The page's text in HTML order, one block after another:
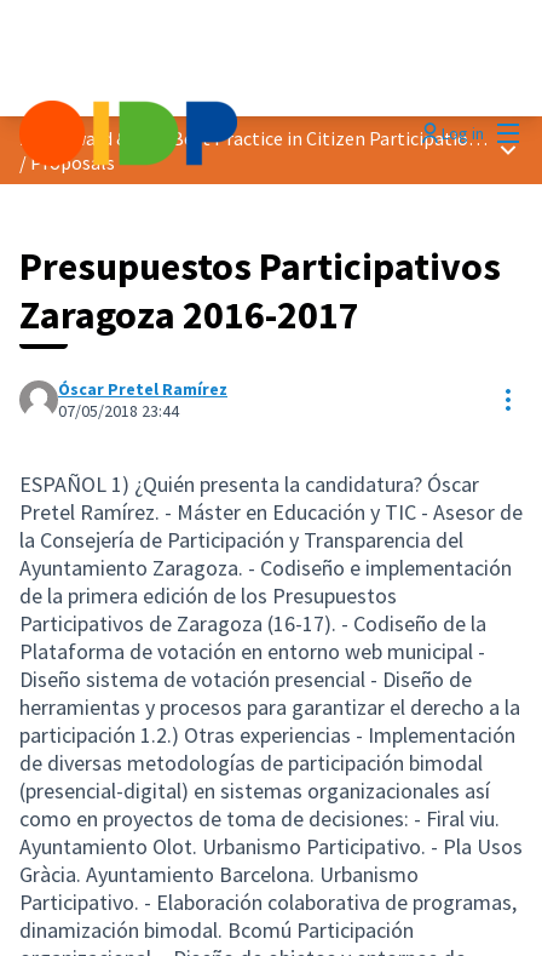
Log in
2018 Award &quot;Best Practice in Citizen Participation&quot;
/Proposals
Main
Presupuestos Participativos
Zaragoza 2016-2017
Óscar Pretel Ramírez
07/05/2018 23:44
ESPAÑOL 1) ¿Quién presenta la candidatura? Óscar
Pretel Ramírez. - Máster en Educación y TIC - Asesor de
la Consejería de Participación y Transparencia del
Ayuntamiento Zaragoza. - Codiseño e implementación
de la primera edición de los Presupuestos
Participativos de Zaragoza (16-17). - Codiseño de la
Plataforma de votación en entorno web municipal -
Diseño sistema de votación presencial - Diseño de
herramientas y procesos para garantizar el derecho a la
participación 1.2.) Otras experiencias - Implementación
de diversas metodologías de participación bimodal
(presencial-digital) en sistemas organizacionales así
como en proyectos de toma de decisiones: - Firal viu.
Ayuntamiento Olot. Urbanismo Participativo. - Pla Usos
Gràcia. Ayuntamiento Barcelona. Urbanismo
Participativo. - Elaboración colaborativa de programas,
dinamización bimodal. Bcomú Participación